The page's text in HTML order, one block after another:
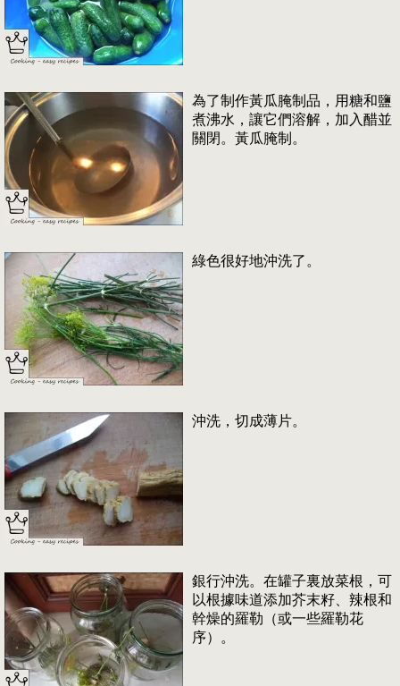
為了制作黃瓜腌制品，用糖和鹽
煮沸水，讓它們溶解，加入醋並
關閉。黃瓜腌制。
綠色很好地沖洗了。
沖洗，切成薄片。
銀行沖洗。在罐子裏放菜根，可
以根據味道添加芥末籽、辣根和
幹燥的羅勒（或一些羅勒花
序）。